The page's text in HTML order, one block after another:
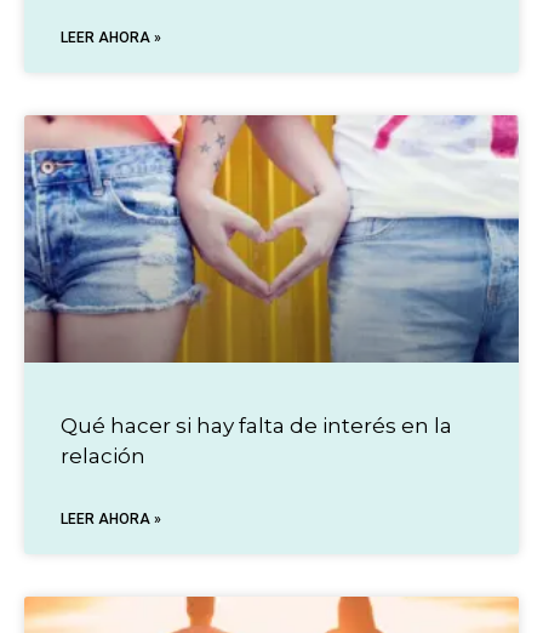
LEER AHORA »
Qué hacer si hay falta de interés en la
relación
LEER AHORA »